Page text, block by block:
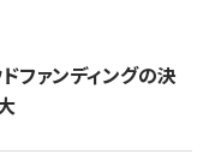
ファンディングの決